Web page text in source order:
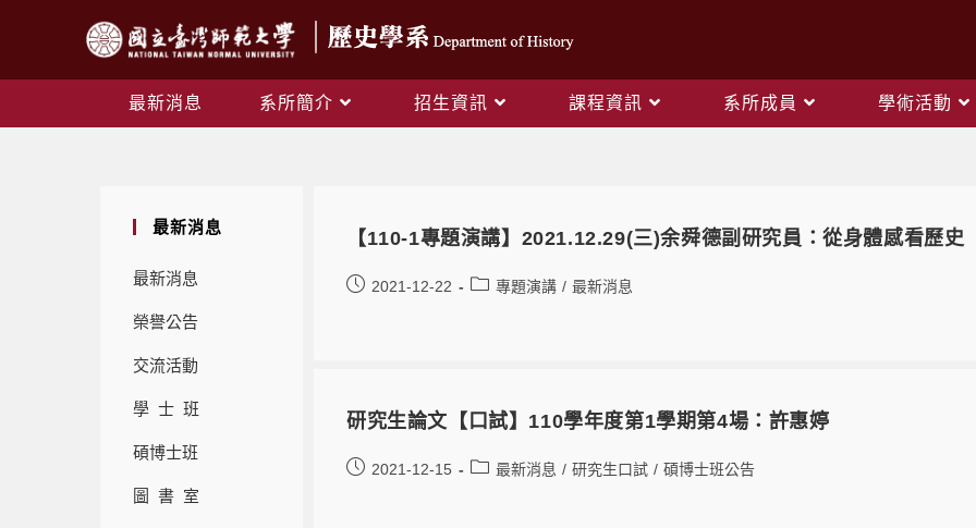
最新消息 系所簡介 招生資訊 課程資訊 系所成員
學術活動
最新消息
最新消息
榮譽公告
交流活動
學 士 班
碩博士班
圖 書 室
【110-1專題演講】2021.12.29(三)余舜德副研究員：從身體感看歷史
2021-12-22 專題演講 / 最新消息
研究生論文【口試】110學年度第1學期第4場：許惠婷
2021-12-15 最新消息 / 研究生口試 / 碩博士班公告